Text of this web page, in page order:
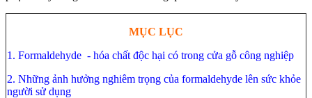
MỤC LỤC
1. Formaldehyde - hóa chất độc hại có trong cửa gỗ công nghiệp
2. Những ảnh hưởng nghiêm trọng của formaldehyde lên sức khỏe
người sử dụng